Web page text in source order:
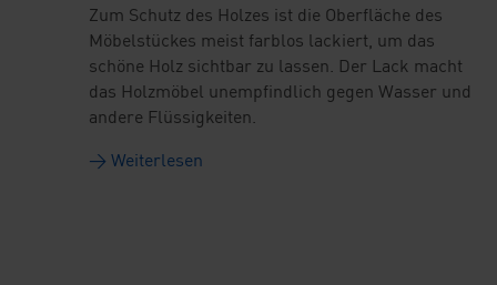
Zum Schutz des Holzes ist die Oberfläche des
Möbelstückes meist farblos lackiert, um das
schöne Holz sichtbar zu lassen. Der Lack macht
das Holzmöbel unempfindlich gegen Wasser und
andere Flüssigkeiten.
→ Weiterlesen